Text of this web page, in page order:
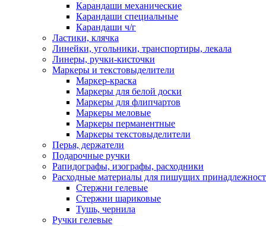
Карандаши механические
Карандаши специальные
Карандаши ч/г
Ластики, клячка
Линейки, угольники, транспортиры, лекала
Линеры, ручки-кисточки
Маркеры и текстовыделители
Маркер-краска
Маркеры для белой доски
Маркеры для флипчартов
Маркеры меловые
Маркеры перманентные
Маркеры текстовыделители
Перья, держатели
Подарочные ручки
Рапидографы, изографы, расходники
Расходные материалы для пишущих
Стержни гелевые
Стержни шариковые
Тушь, чернила
Ручки гелевые